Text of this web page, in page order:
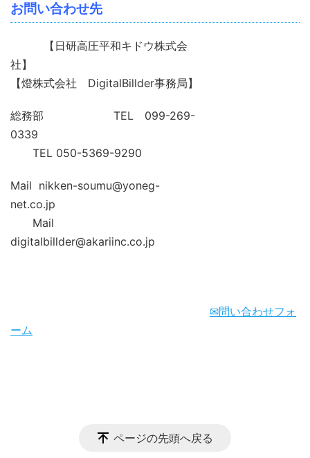
お問い合わせ先
【日研高圧平和キドウ株式会
社】
【燈株式会社 DigitalBillder事務局】
総務部 TEL 099-269-
0339
TEL 050-5369-9290
Mail nikken-soumu@yoneg-
net.co.jp
Mail
digitalbillder@akariinc.co.jp
✉問い合わせフォ
ーム
ページの先頭へ戻る